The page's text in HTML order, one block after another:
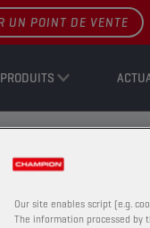
PRODUITS
UN POINT DE VENTE
DE COUPE
Our site enables script (e.g.
The information processed by